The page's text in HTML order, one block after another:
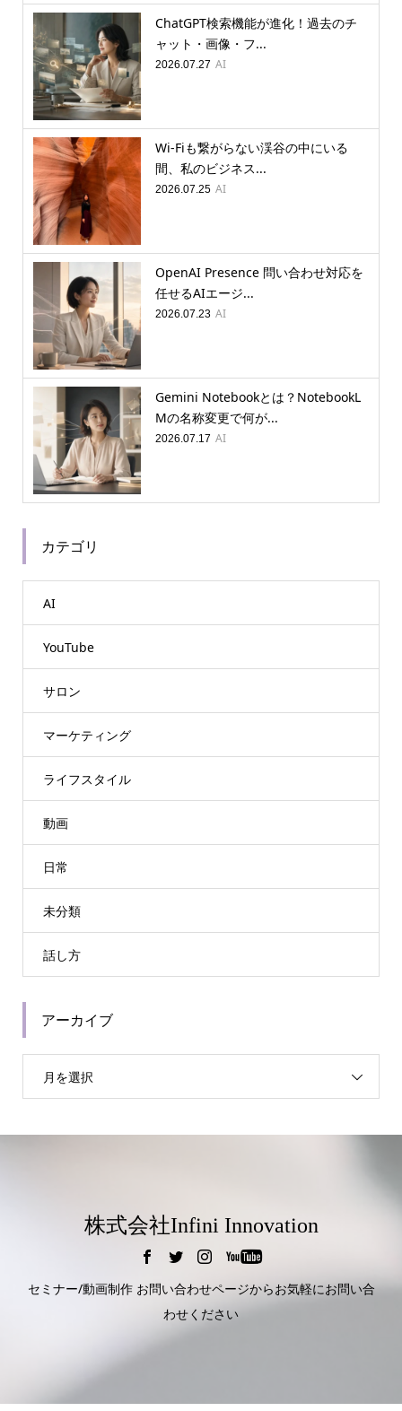
ChatGPT検索機能が進化！過去のチ
ャット・画像・フ...
2026.07.27 AI
Wi-Fiも繋がらない渓谷の中にいる
間、私のビジネス...
2026.07.25 AI
OpenAI Presence 問い合わせ対応を
任せるAIエージ...
2026.07.23 AI
Gemini Notebookとは？NotebookL
Mの名称変更で何が...
2026.07.17 AI
カテゴリ
AI
YouTube
サロン
マーケティング
ライフスタイル
動画
日常
未分類
話し方
アーカイブ
月を選択
株式会社Infini Innovation
セミナー/動画制作 お問い合わせページからお気軽にお問い合
わせください